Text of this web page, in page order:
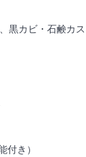
黒カビ・石鹸カ
付き）